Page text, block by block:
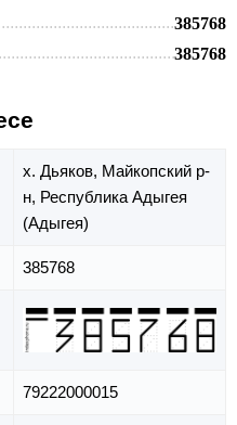
385768
385768
х. Дьяков, Майкопский р-
н, Республика Адыгея
(Адыгея)
385768
79222000015